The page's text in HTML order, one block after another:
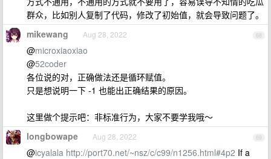
群众，比如别人复制了代码，修改了初始值，就会导致问题了。
68
mikewang Aug 28, 2022
@microxiaoxiao
@52coder
各位说的对，正确做法还是循环赋值。
只是想说明一下 -1 也能出正确结果的原因。
这里做个提示吧：非标准行为，大家不要学我哦～
69
longbowape Aug 28, 2022
@icyalala http://port70.net/~nsz/c/c99/n1256.html#4p2 If a